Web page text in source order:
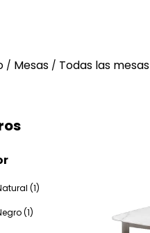
/ Mesas / Todas las mesas
(1)
(1)